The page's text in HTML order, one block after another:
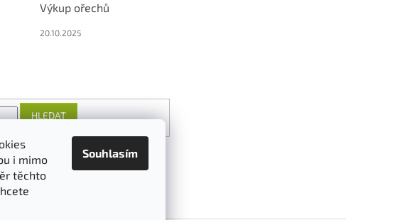
i mimo
těchto
Souhlasím
Výkup ořechů
20.10.2025
HLEDAT